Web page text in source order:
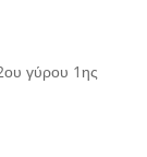
γύρου 1ης